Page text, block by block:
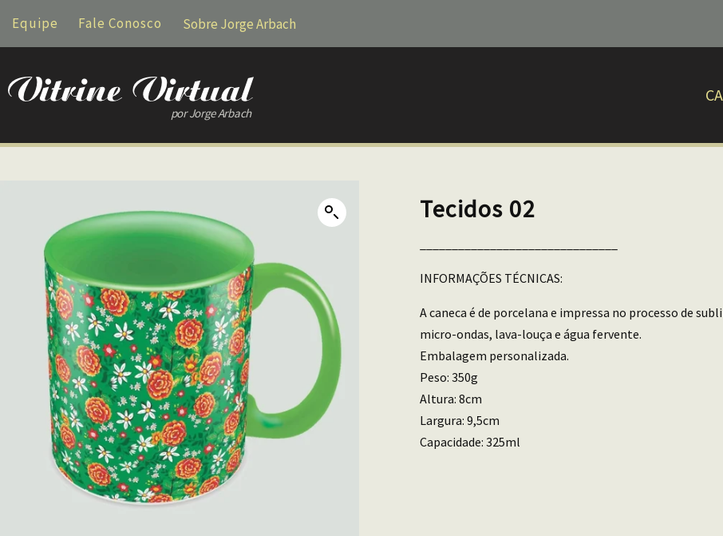
Equipe Fale Conosco Sobre Jorge Arbach
por Jorge Arbach
Tecidos 02
INFORMAÇÕES TÉCNICAS:
A caneca é de porcelana e impressa no processo de
micro-ondas, lava-louça e água fervente.
Embalagem personalizada.
Peso: 350g
Altura: 8cm
Largura: 9,5cm
Capacidade: 325ml